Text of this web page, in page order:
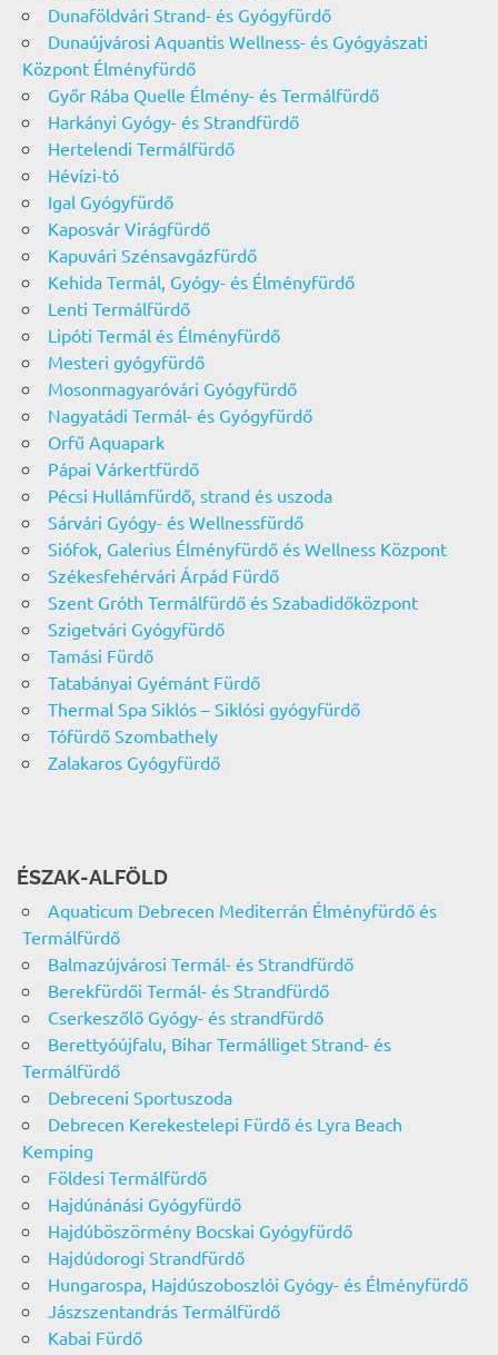
Dunaföldvári Strand- és Gyógyfürdő
Dunaújvárosi Aquantis Wellness- és Gyógyászati
Központ Élményfürdő
Győr Rába Quelle Élmény- és Termálfürdő
Harkányi Gyógy- és Strandfürdő
Hertelendi Termálfürdő
Hévízi-tó
Igal Gyógyfürdő
Kaposvár Virágfürdő
Kapuvári Szénsavgázfürdő
Kehida Termál, Gyógy- és Élményfürdő
Lenti Termálfürdő
Lipóti Termál és Élményfürdő
Mesteri gyógyfürdő
Mosonmagyaróvári Gyógyfürdő
Nagyatádi Termál- és Gyógyfürdő
Orfű Aquapark
Pápai Várkertfürdő
Pécsi Hullámfürdő, strand és uszoda
Sárvári Gyógy- és Wellnessfürdő
Siófok, Galerius Élményfürdő és Wellness Központ
Székesfehérvári Árpád Fürdő
Szent Gróth Termálfürdő és Szabadidőközpont
Szigetvári Gyógyfürdő
Tamási Fürdő
Tatabányai Gyémánt Fürdő
Thermal Spa Siklós – Siklósi gyógyfürdő
Tófürdő Szombathely
Zalakaros Gyógyfürdő
ÉSZAK-ALFÖLD
Aquaticum Debrecen Mediterrán Élményfürdő és
Termálfürdő
Balmazújvárosi Termál- és Strandfürdő
Berekfürdői Termál- és Strandfürdő
Cserkeszőlő Gyógy- és strandfürdő
Berettyóújfalu, Bihar Termálliget Strand- és
Termálfürdő
Debreceni Sportuszoda
Debrecen Kerekestelepi Fürdő és Lyra Beach
Kemping
Földesi Termálfürdő
Hajdúnánási Gyógyfürdő
Hajdúböszörmény Bocskai Gyógyfürdő
Hajdúdorogi Strandfürdő
Hungarospa, Hajdúszoboszlói Gyógy- és Élményfürdő
Jászszentandrás Termálfürdő
Kabai Fürdő